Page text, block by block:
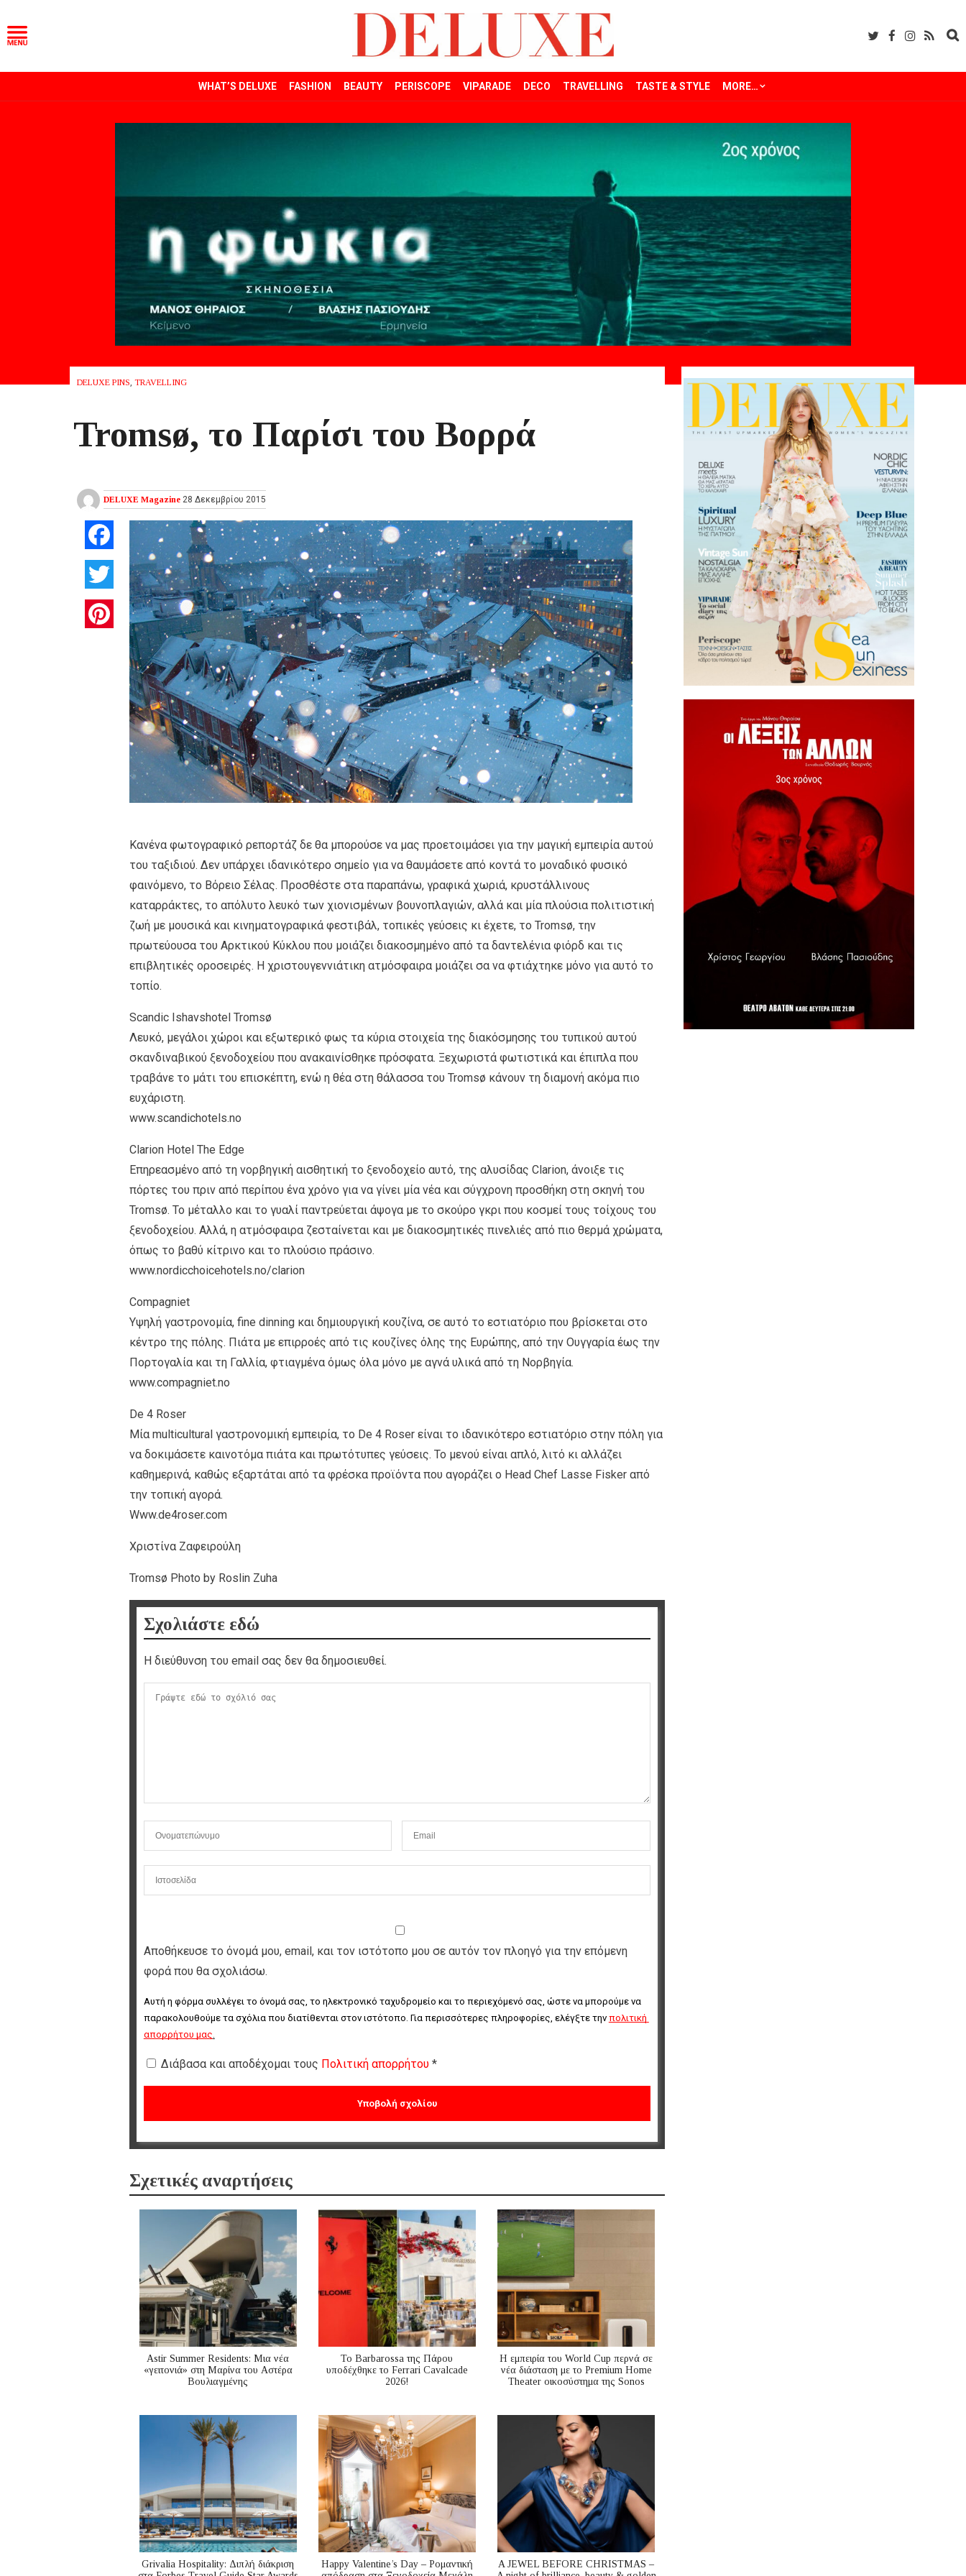
WHAT’S DELUXE FASHION BEAUTY PERISCOPE VIPARADE DECO TRAVELLING TASTE & STYLE MORE…
DELUXE PINS, TRAVELLING
Tromsø, το Παρίσι του Βορρά
DELUXE Magazine 28 Δεκεμβρίου 2015
Facebook
Twitter
Pinterest
Κανένα φωτογραφικό ρεπορτάζ δε θα μπορούσε να μας προετοιμάσει για την μαγική εμπειρία αυτού
του ταξιδιού. Δεν υπάρχει ιδανικότερο σημείο για να θαυμάσετε από κοντά το μοναδικό φυσικό
φαινόμενο, το Βόρειο Σέλας. Προσθέστε στα παραπάνω, γραφικά χωριά, κρυστάλλινους
καταρράκτες, το απόλυτο λευκό των χιονισμένων βουνοπλαγιών, αλλά και μία πλούσια πολιτιστική
ζωή με μουσικά και κινηματογραφικά φεστιβάλ, τοπικές γεύσεις κι έχετε, το Tromsø, την
πρωτεύουσα του Αρκτικού Κύκλου που μοιάζει διακοσμημένο από τα δαντελένια φιόρδ και τις
επιβλητικές οροσειρές. Η χριστουγεννιάτικη ατμόσφαιρα μοιάζει σα να φτιάχτηκε μόνο για αυτό το
τοπίο.
Scandic Ishavshotel Tromsø
Λευκό, μεγάλοι χώροι και εξωτερικό φως τα κύρια στοιχεία της διακόσμησης του τυπικού αυτού
σκανδιναβικού ξενοδοχείου που ανακαινίσθηκε πρόσφατα. Ξεχωριστά φωτιστικά και έπιπλα που
τραβάνε το μάτι του επισκέπτη, ενώ η θέα στη θάλασσα του Tromsø κάνουν τη διαμονή ακόμα πιο
ευχάριστη.
www.scandichotels.no
Clarion Hotel The Edge
Επηρεασμένο από τη νορβηγική αισθητική το ξενοδοχείο αυτό, της αλυσίδας Clarion, άνοιξε τις
πόρτες του πριν από περίπου ένα χρόνο για να γίνει μία νέα και σύγχρονη προσθήκη στη σκηνή του
Tromsø. Το μέταλλο και το γυαλί παντρεύεται άψογα με το σκούρο γκρι που κοσμεί τους τοίχους του
ξενοδοχείου. Αλλά, η ατμόσφαιρα ζεσταίνεται και με διακοσμητικές πινελιές από πιο θερμά χρώματα,
όπως το βαθύ κίτρινο και το πλούσιο πράσινο.
www.nordicchoicehotels.no/clarion
Compagniet
Υψηλή γαστρονομία, fine dinning και δημιουργική κουζίνα, σε αυτό το εστιατόριο που βρίσκεται στο
κέντρο της πόλης. Πιάτα με επιρροές από τις κουζίνες όλης της Ευρώπης, από την Ουγγαρία έως την
Πορτογαλία και τη Γαλλία, φτιαγμένα όμως όλα μόνο με αγνά υλικά από τη Νορβηγία.
www.compagniet.no
De 4 Roser
Μία multicultural γαστρονομική εμπειρία, το De 4 Roser είναι το ιδανικότερο εστιατόριο στην πόλη για
να δοκιμάσετε καινοτόμα πιάτα και πρωτότυπες γεύσεις. Το μενού είναι απλό, λιτό κι αλλάζει
καθημερινά, καθώς εξαρτάται από τα φρέσκα προϊόντα που αγοράζει ο Head Chef Lasse Fisker από
την τοπική αγορά.
Www.de4roser.com
Χριστίνα Ζαφειρούλη
Tromsø Photo by Roslin Zuha
Σχολιάστε εδώ
Η διεύθυνση του email σας δεν θα δημοσιευθεί.
Αποθήκευσε το όνομά μου, email, και τον ιστότοπο μου σε αυτόν τον πλοηγό για την επόμενη
φορά που θα σχολιάσω.
Αυτή η φόρμα συλλέγει το όνομά σας, το ηλεκτρονικό ταχυδρομείο και το περιεχόμενό σας, ώστε να μπορούμε να
παρακολουθούμε τα σχόλια που διατίθενται στον ιστότοπο. Για περισσότερες πληροφορίες, ελέγξτε την πολιτική
απορρήτου μας.
Διάβασα και αποδέχομαι τους Πολιτική απορρήτου *
Σχετικές αναρτήσεις
Astir Summer Residents: Μια νέα
«γειτονιά» στη Μαρίνα του Αστέρα
Βουλιαγμένης
Το Barbarossa της Πάρου
υποδέχθηκε το Ferrari Cavalcade
2026!
Η εμπειρία του World Cup περνά σε
νέα διάσταση με το Premium Home
Theater οικοσύστημα της Sonos
Grivalia Hospitality: Διπλή διάκριση
Happy Valentine’s Day – Ρομαντική
A JEWEL BEFORE CHRISTMAS –